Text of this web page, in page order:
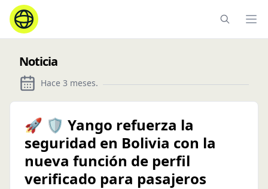
Noticia
Hace 3 meses.
🚀 🛡️ Yango refuerza la
seguridad en Bolivia con la
nueva función de perfil
verificado para pasajeros